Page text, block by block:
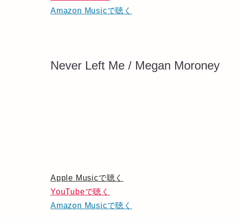
Amazon Musicで聴く
Never Left Me / Megan Moroney
Apple Musicで聴く
YouTubeで聴く
Amazon Musicで聴く